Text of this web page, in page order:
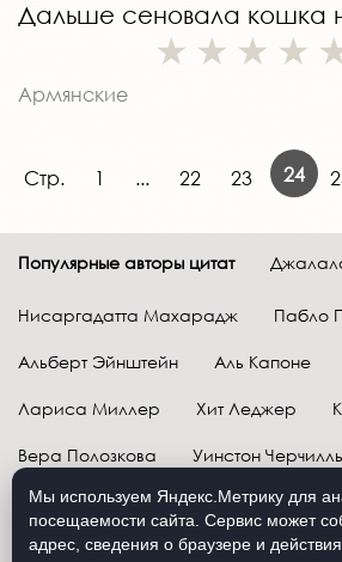
Дальше сеновала кошка
Армянские
Стр. 1 ... 22 23 24
Популярные авторы цитат
Нисаргадатта Махарадж Пабло
Альберт Эйнштейн Аль Капоне
Лариса Миллер Хит Леджер
Вера Полозкова Уинстон Черчилль
Марк Твен Расул Гамзатов
Далай-лама XIV Уоррен
Мы используем Яндекс.Метрику для
посещаемости сайта. Сервис может
адрес, сведения о браузере и